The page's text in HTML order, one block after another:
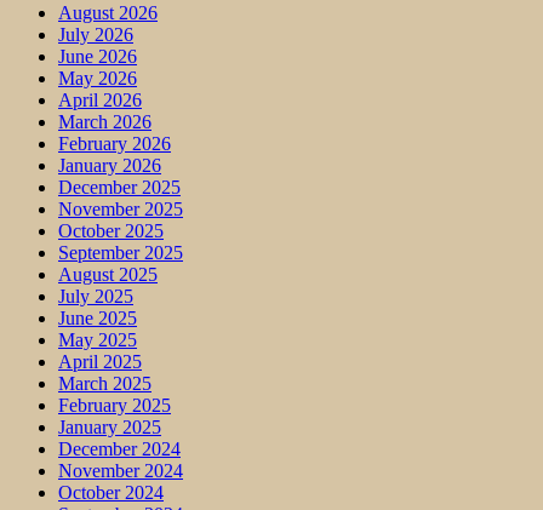
August 2026
July 2026
June 2026
May 2026
April 2026
March 2026
February 2026
January 2026
December 2025
November 2025
October 2025
September 2025
August 2025
July 2025
June 2025
May 2025
April 2025
March 2025
February 2025
January 2025
December 2024
November 2024
October 2024